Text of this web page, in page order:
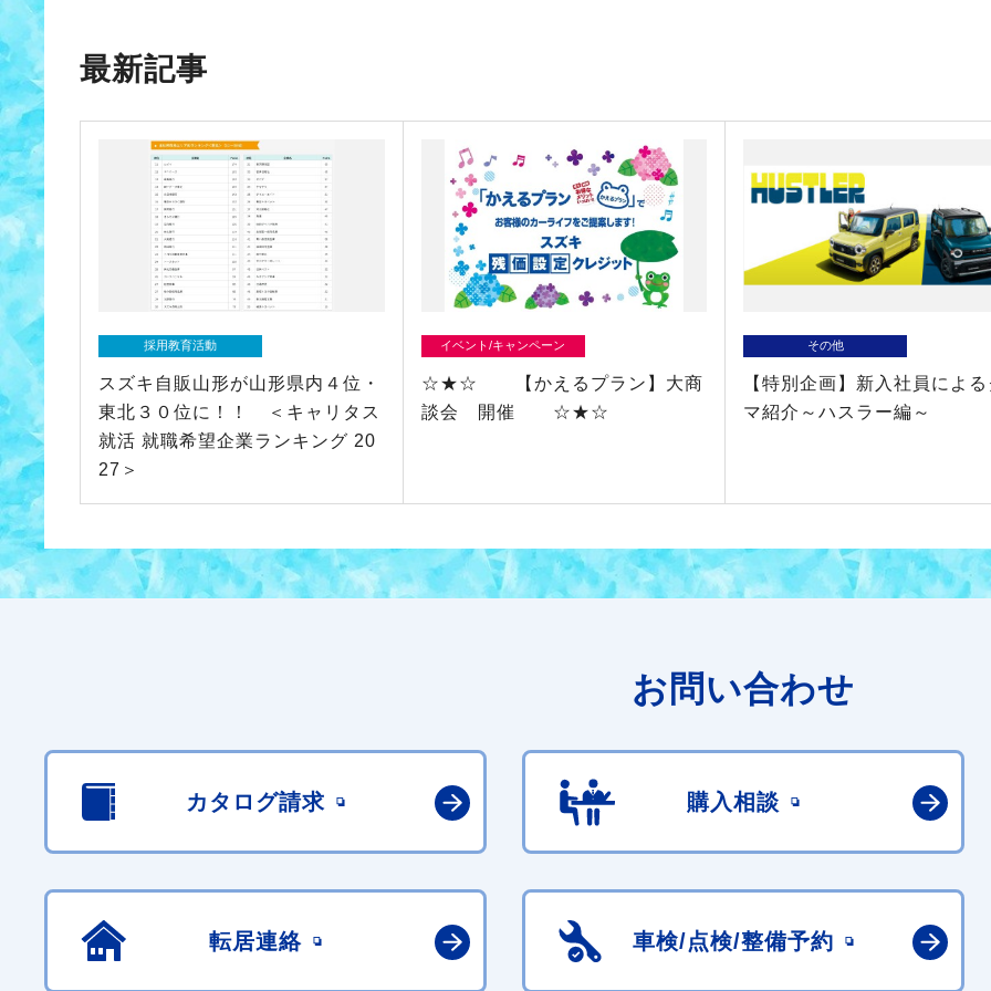
最新記事
採用教育活動
スズキ自販山形が山形県内４位・
東北３０位に！！ ＜キャリタス
就活 就職希望企業ランキング 20
27＞
イベント/キャンペーン
☆★☆ 【かえるプラン】大商
談会 開催 ☆★☆
その他
【特別企画】新入社員によ
マ紹介～ハスラー編～
お問い合わせ
カタログ請求 購入相談
転居連絡 車検/点検/整備予約